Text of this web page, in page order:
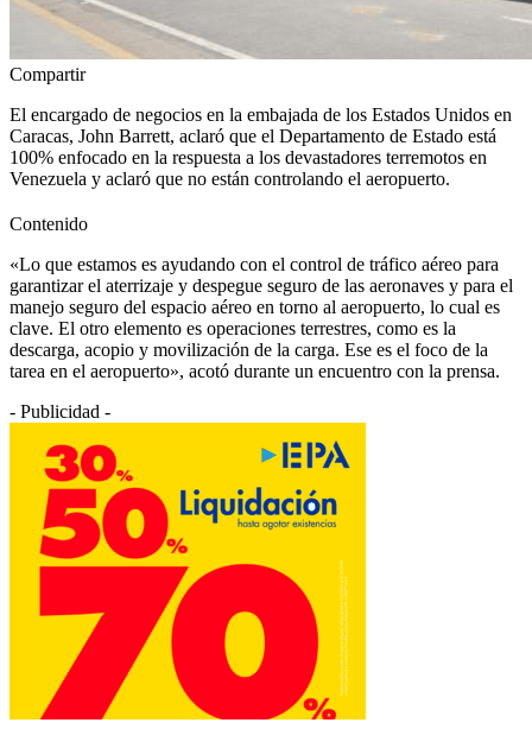
Compartir
El encargado de negocios en la embajada de los Estados Unidos en
Caracas, John Barrett, aclaró que el Departamento de Estado está
100% enfocado en la respuesta a los devastadores terremotos en
Venezuela y aclaró que no están controlando el aeropuerto.
Contenido
«Lo que estamos es ayudando con el control de tráfico aéreo para
garantizar el aterrizaje y despegue seguro de las aeronaves y para el
manejo seguro del espacio aéreo en torno al aeropuerto, lo cual es
clave. El otro elemento es operaciones terrestres, como es la
descarga, acopio y movilización de la carga. Ese es el foco de la
tarea en el aeropuerto», acotó durante un encuentro con la prensa.
- Publicidad -